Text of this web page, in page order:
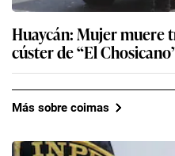
Huaycán: Mujer muere
cúster de “El
Más sobre coimas